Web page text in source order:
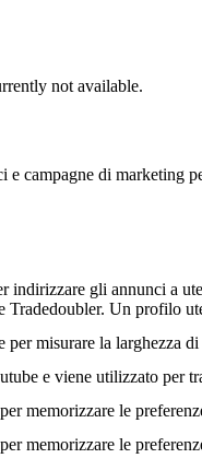
not available.
campagne di
indirizzare gli annunci a
Un profilo
misurare la larghezza
e viene utilizzato per
memorizzare le
memorizzare le